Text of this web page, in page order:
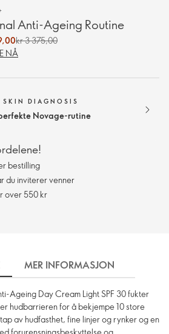
Anti-Ageing Routine
kr 3 375,00
NÅ
SKIN DIAGNOSIS
Novage-rutine
bestilling
du inviterer venner
over 550 kr
MER INFORMASJON
Ageing Day Cream Light SPF 30 fukter
hudbarrieren for å bekjempe 10 store
av hudfasthet, fine linjer og rynker og en